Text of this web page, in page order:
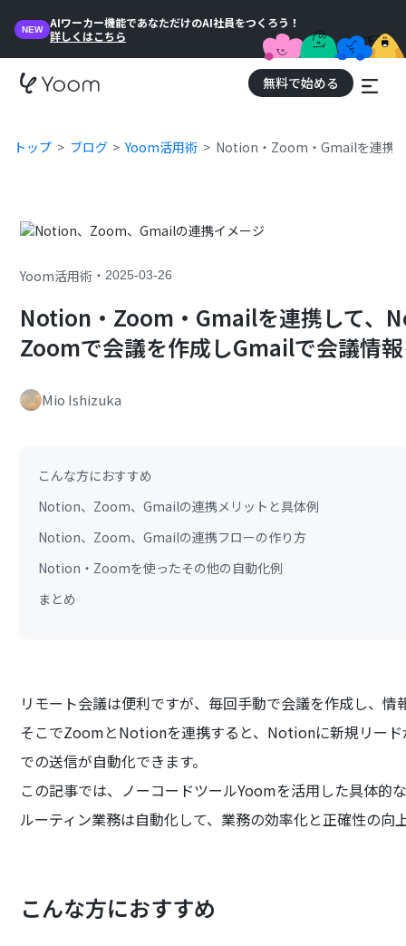
NEW
AIワーカー機能であなただけのAI社員をつくろう！
詳しくはこちら
無料で始める
トップ ブログ Yoom活用術 Notion・Zoom・Gmailを連携
Yoom活用術 ・2025-03-26
Notion・Zoom・Gmailを連携して、
Zoomで会議を作成しGmailで会議情
Mio Ishizuka
こんな方におすすめ
Notion、Zoom、Gmailの連携メリットと具体例
Notion、Zoom、Gmailの連携フローの作り方
Notion・Zoomを使ったその他の自動化例
まとめ
リモート会議は便利ですが、毎回手動で会議を作成し、
そこでZoomとNotionを連携すると、Notionに新規リー
での送信が自動化できます。
この記事では、ノーコードツールYoomを活用した具体的
ルーティン業務は自動化して、業務の効率化と正確性の向
こんな方におすすめ